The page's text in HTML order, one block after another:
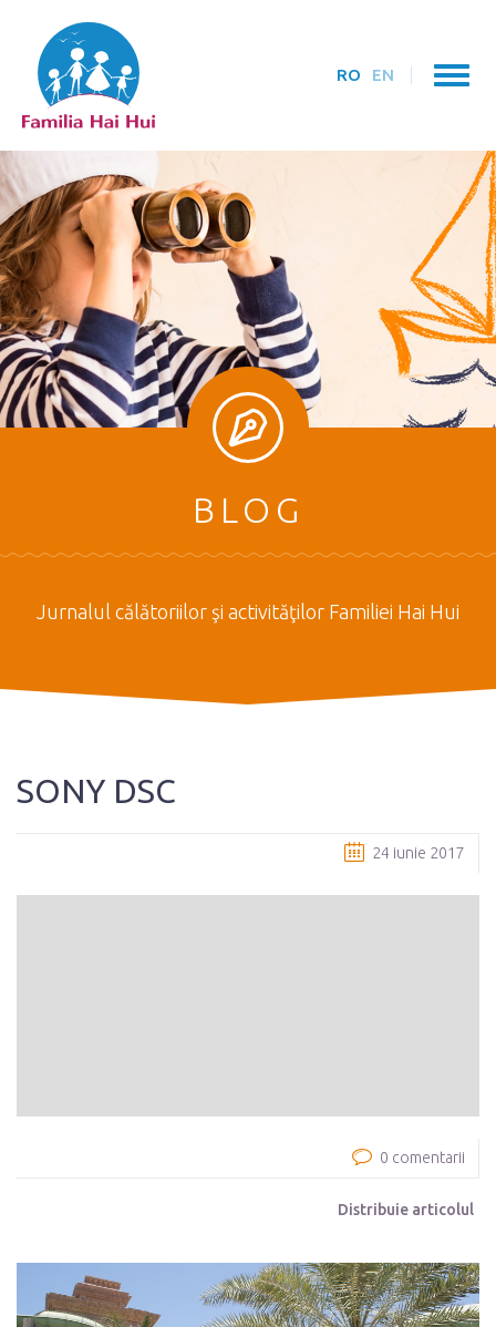
RO EN
BLOG
Jurnalul călătoriilor şi activităţilor Familiei Hai Hui
SONY DSC
24 iunie 2017
0 comentarii
Distribuie articolul